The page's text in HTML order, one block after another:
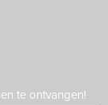
te ontvangen!